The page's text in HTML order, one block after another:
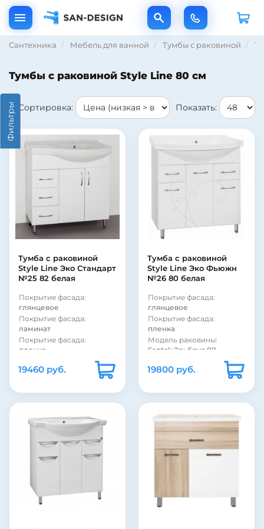
Сантехника Мебель для ванной Тумбы с раковиной
Тумбы с раковиной Style Line 80 см
Показать:
Сортировка:
Тумба с раковиной
Style Line Эко Стандарт
№25 82 белая
Покрытие фасада:
глянцевое
Покрытие фасада:
ламинат
Покрытие фасада:
пленка
Santek Коралл 82 крыло
Система хранения: с
ящиками
дверками
хром
Коллекция:
Эко Стандарт
Страна: Россия
Цвет:
Стиль:
19460 руб.
Тумба с раковиной
Style Line Эко Фьюжн
№26 80 белая
Покрытие фасада:
глянцевое
Покрытие фасада:
пленка
Модель раковины:
Santek Эльбрус 80
Система хранения:
Система хранения: с
дверками
Коллекция: Эко Фьюжн
Страна: Россия
Бельевая корзина:
Цвет: белый
Покрытие корпуса:
19800 руб.
Фильтры